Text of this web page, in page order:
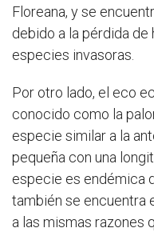
Floreana, y se
debido a la pérdida
especies invasoras.
Por otro lado, el eco
conocido como la
especie similar a la
pequeña con una
especie es endémica
también se encuentra
a las mismas razones